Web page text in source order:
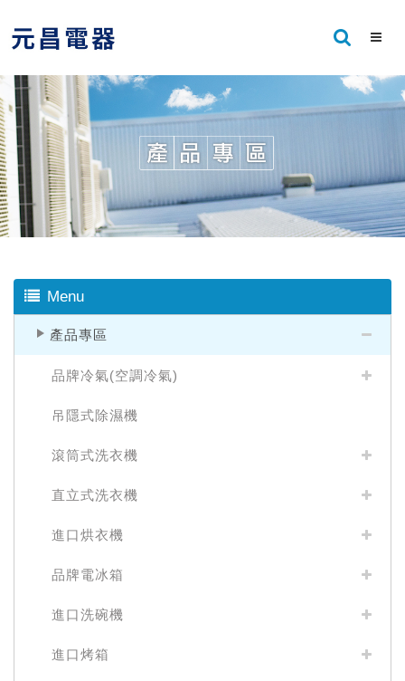
Menu
產品專區
品牌冷氣(空調冷氣)
吊隱式除濕機
滾筒式洗衣機
直立式洗衣機
進口烘衣機
品牌電冰箱
進口洗碗機
進口烤箱